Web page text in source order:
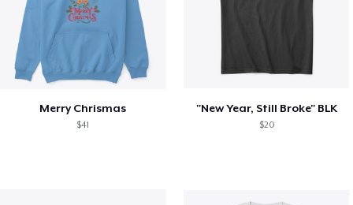
Merry Chrismas
$41
"New Year, Still Broke" BLK
$20